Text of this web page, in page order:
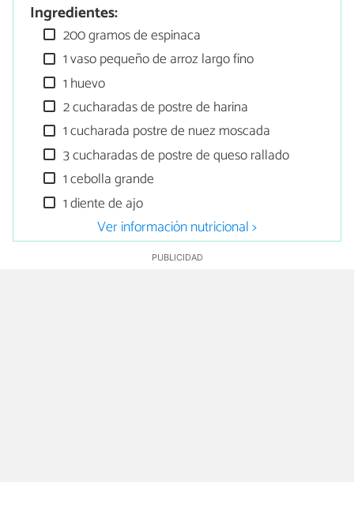
Ingredientes:
200 gramos de espinaca
1 vaso pequeño de arroz largo fino
1 huevo
2 cucharadas de postre de harina
1 cucharada postre de nuez moscada
3 cucharadas de postre de queso rallado
1 cebolla grande
1 diente de ajo
Ver información nutricional >